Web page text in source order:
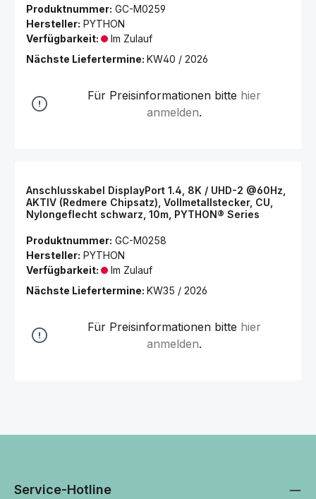
Produktnummer: GC-M0259
Hersteller: PYTHON
Verfügbarkeit:
Im Zulauf
Nächste Liefertermine: KW40 / 2026
Für Preisinformationen bitte hier
anmelden.
Anschlusskabel DisplayPort 1.4, 8K / UHD-2 @60Hz,
AKTIV (Redmere Chipsatz), Vollmetallstecker, CU,
Nylongeflecht schwarz, 10m, PYTHON® Series
Produktnummer: GC-M0258
Hersteller: PYTHON
Verfügbarkeit:
Im Zulauf
Nächste Liefertermine: KW35 / 2026
Für Preisinformationen bitte hier
anmelden.
Service-Hotline